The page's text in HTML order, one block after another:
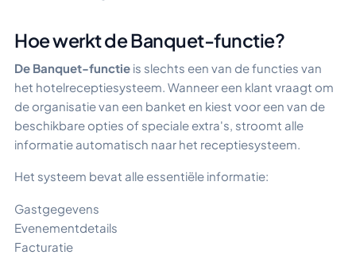
Hoe werkt de Banquet-functie?
De Banquet-functie is slechts een van de functies van
het hotelreceptiesysteem. Wanneer een klant vraagt om
de organisatie van een banket en kiest voor een van de
beschikbare opties of speciale extra's, stroomt alle
informatie automatisch naar het receptiesysteem.
Het systeem bevat alle essentiële informatie:
Gastgegevens
Evenementdetails
Facturatie